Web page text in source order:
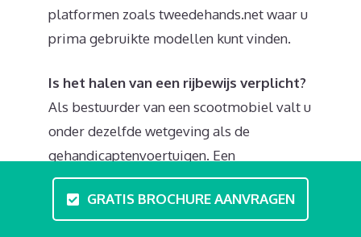
platformen zoals tweedehands.net waar u
prima gebruikte modellen kunt vinden.
Is het halen van een rijbewijs verplicht?
Als bestuurder van een scootmobiel valt u
onder dezelfde wetgeving als de
gehandicaptenvoertuigen. Een
bromfietscertificaat of rijbewijs is dus niet
nodig. Informeer zeker eens naar de
GRATIS BROCHURE AANVRAGEN